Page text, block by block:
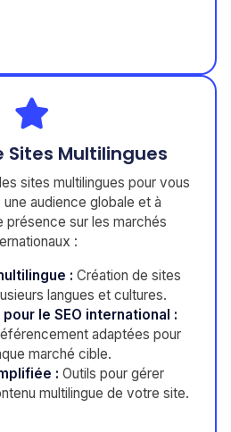
Sites Multilingues
sites multilingues pour vous
audience globale et à
sur les marchés
:
: Création de sites
langues et cultures.
le SEO international :
adaptées pour
marché cible.
: Outils pour gérer
multilingue de votre site.